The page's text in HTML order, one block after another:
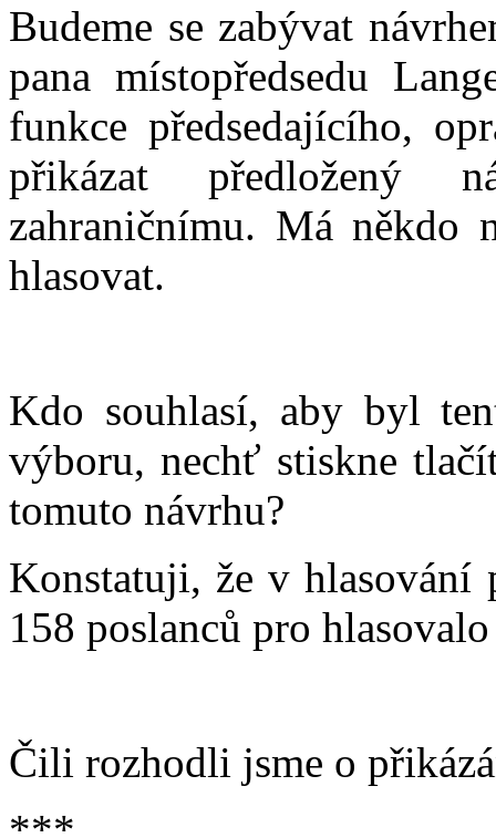
Budeme se zabývat
pana místopředsedu
funkce předsedajícího,
přikázat předložený
zahraničnímu. Má někdo
hlasovat.
Kdo souhlasí, aby byl
výboru, nechť stiskne
tomuto návrhu?
Konstatuji, že v hlasování
158 poslanců pro
Čili rozhodli jsme o